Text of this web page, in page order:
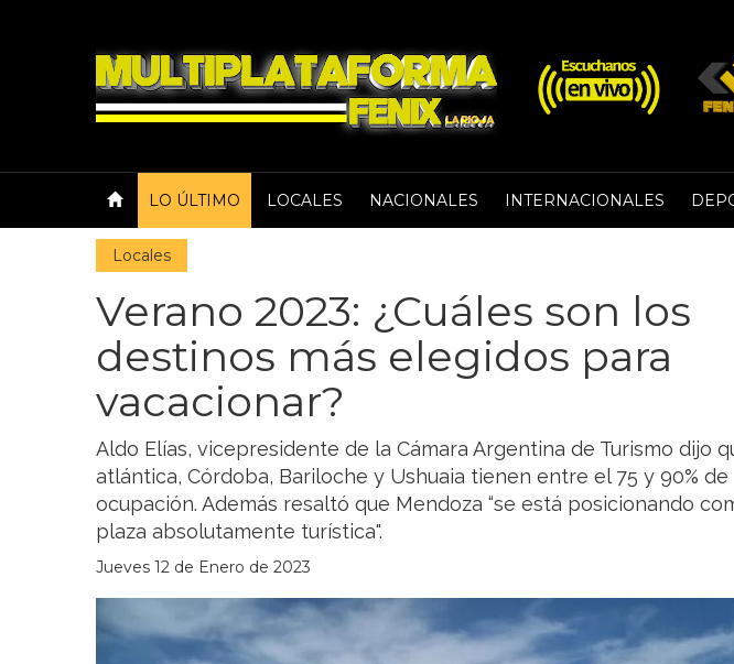
LO ÚLTIMO LOCALES NACIONALES INTERNACIONALES
Locales
Verano 2023: ¿Cuáles son los
destinos más elegidos para
vacacionar?
Aldo Elías, vicepresidente de la Cámara Argentina de Turismo dijo
atlántica, Córdoba, Bariloche y Ushuaia tienen entre el 75 y 90% de
ocupación. Además resaltó que Mendoza “se está posicionando
plaza absolutamente turística".
Jueves 12 de Enero de 2023